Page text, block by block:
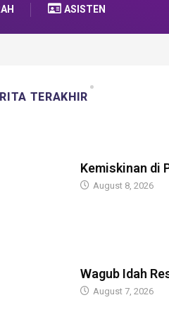
ASISTEN
TERAKHIR
Kemiskinan di
August 8, 2026
Wagub Idah
August 7, 2026